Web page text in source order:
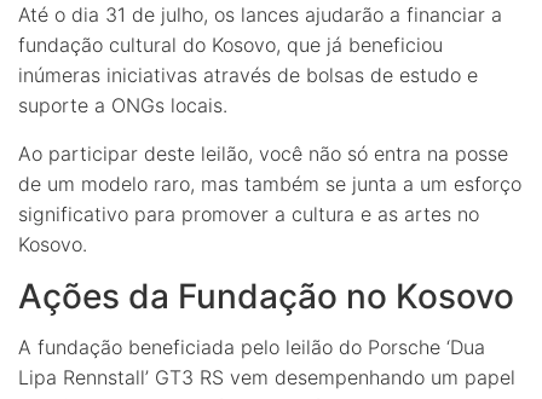
Até o dia 31 de julho, os lances ajudarão a financiar a
fundação cultural do Kosovo, que já beneficiou
inúmeras iniciativas através de bolsas de estudo e
suporte a ONGs locais.
Ao participar deste leilão, você não só entra na posse
de um modelo raro, mas também se junta a um esforço
significativo para promover a cultura e as artes no
Kosovo.
Ações da Fundação no Kosovo
A fundação beneficiada pelo leilão do Porsche ‘Dua
Lipa Rennstall’ GT3 RS vem desempenhando um papel